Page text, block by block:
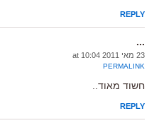
REPLY
...
23 מאי 2011 at 10:04
PERMALINK
חשוד מאוד..
REPLY